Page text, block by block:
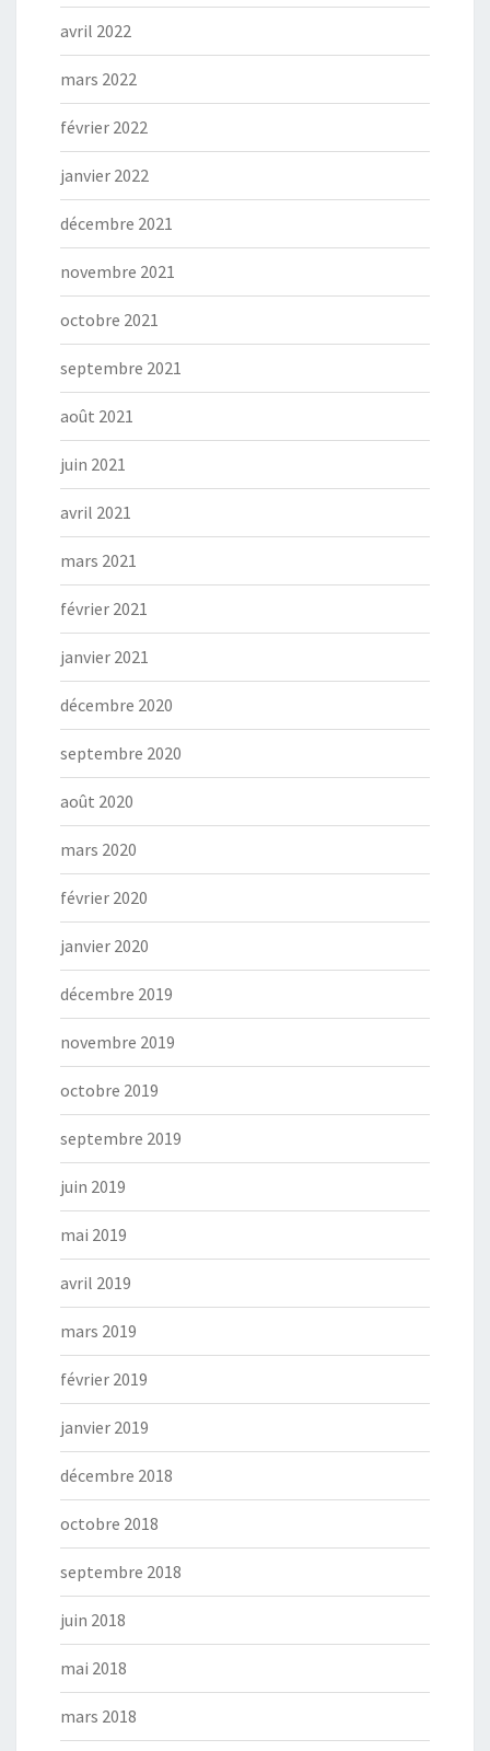
avril 2022
mars 2022
février 2022
janvier 2022
décembre 2021
novembre 2021
octobre 2021
septembre 2021
août 2021
juin 2021
avril 2021
mars 2021
février 2021
janvier 2021
décembre 2020
septembre 2020
août 2020
mars 2020
février 2020
janvier 2020
décembre 2019
novembre 2019
octobre 2019
septembre 2019
juin 2019
mai 2019
avril 2019
mars 2019
février 2019
janvier 2019
décembre 2018
octobre 2018
septembre 2018
juin 2018
mai 2018
mars 2018